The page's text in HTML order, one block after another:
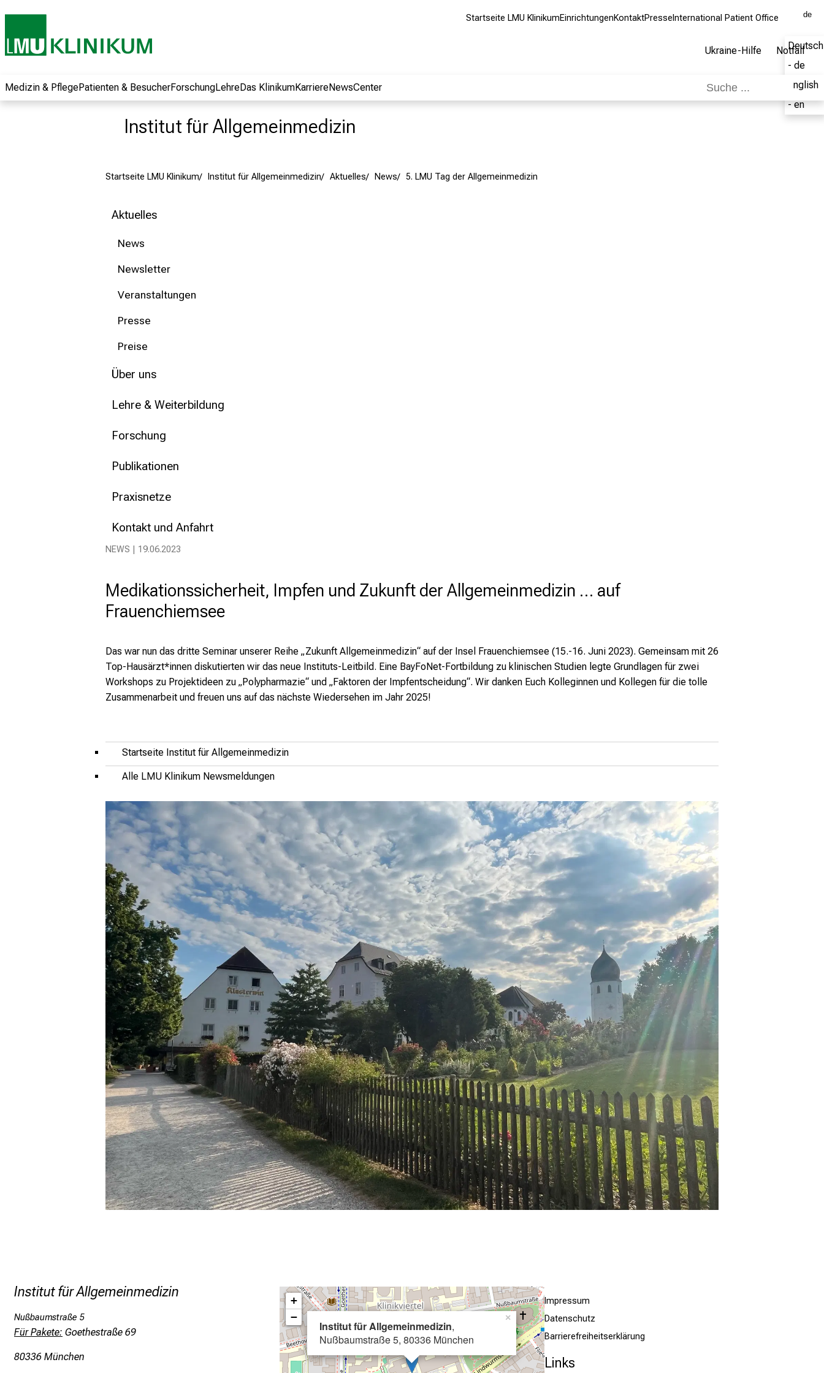
Startseite LMU KlinikumEinrichtungenKontaktPresse International Patient Office de
Deutsch
- de
English
- en
Ukraine-Hilfe Notfall
Medizin & PflegePatienten & BesucherForschungLehreDas KlinikumKarriereNewsCenter
Institut für Allgemeinmedizin
Startseite LMU Klinikum Institut für Allgemeinmedizin Aktuelles News 5. LMU Tag der Allgemeinmedizin
Aktuelles
News
Newsletter
Veranstaltungen
Presse
Preise
Über uns
Lehre & Weiterbildung
Forschung
Publikationen
Praxisnetze
Kontakt und Anfahrt
NEWS | 19.06.2023
Medikationssicherheit, Impfen und Zukunft der Allgemeinmedizin … auf
Frauenchiemsee
Das war nun das dritte Seminar unserer Reihe „Zukunft Allgemeinmedizin“ auf der Insel Frauenchiemsee (15.-16. Juni 2023). Gemeinsam mit 26
Top-Hausärzt*innen diskutierten wir das neue Instituts-Leitbild. Eine BayFoNet-Fortbildung zu klinischen Studien legte Grundlagen für zwei
Workshops zu Projektideen zu „Polypharmazie“ und „Faktoren der Impfentscheidung“. Wir danken Euch Kolleginnen und Kollegen für die tolle
Zusammenarbeit und freuen uns auf das nächste Wiedersehen im Jahr 2025!
Startseite Institut für Allgemeinmedizin
Alle LMU Klinikum Newsmeldungen
Informationen zu
Jobs, Ausbildungen
Weiterbildungen.
Kommen Sie
begeistern – ganz
ohne Anmeldung.
mehr Informationen
Institut für Allgemeinmedizin
Nußbaumstraße 5
Für Pakete: Goethestraße 69
80336 München
Institut für Allgemeinmedizin,
Nußbaumstraße 5, 80336 München
×
+
−
Impressum
Datenschutz
Barrierefreiheitserklärung
Links